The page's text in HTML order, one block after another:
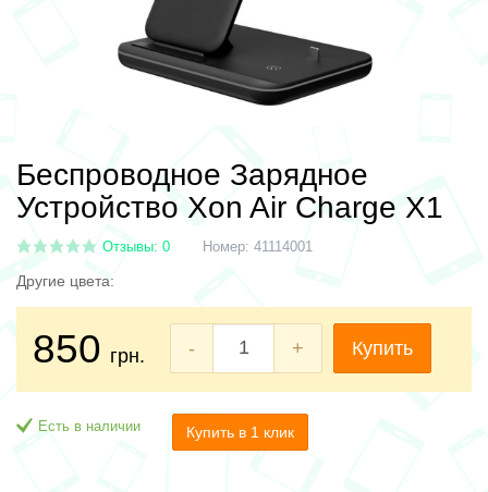
Беспроводное Зарядное
Устройство Xon Air Charge X1
Отзывы: 0 Номер: 41114001
Другие цвета:
850 грн. - + Купить
Есть в наличии Купить в 1 клик